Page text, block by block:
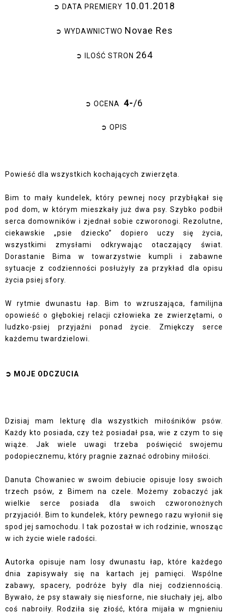
➲ DATA PREMIERY 10.01.2018
➲ WYDAWNICTWO Novae Res
➲ ILOŚĆ STRON 264
➲ OCENA 4-/6
➲ OPIS
Powieść dla wszystkich kochających zwierzęta.
Bim to mały kundelek, który pewnej nocy przybłąkał się
pod dom, w którym mieszkały już dwa psy. Szybko podbił
serca domowników i zjednał sobie czworonogi. Rezolutne,
ciekawskie „psie dziecko” dopiero uczy się życia,
wszystkimi zmysłami odkrywając otaczający świat.
Dorastanie Bima w towarzystwie kumpli i zabawne
sytuacje z codzienności posłużyły za przykład dla opisu
życia psiej sfory.
W rytmie dwunastu łap. Bim to wzruszająca, familijna
opowieść o głębokiej relacji człowieka ze zwierzętami, o
ludzko-psiej przyjaźni ponad życie. Zmiękczy serce
każdemu twardzielowi.
➲ MOJE ODCZUCIA
Dzisiaj mam lekturę dla wszystkich miłośników psów.
Każdy kto posiada, czy też posiadał psa, wie z czym to się
wiąże. Jak wiele uwagi trzeba poświęcić swojemu
podopiecznemu, który pragnie zaznać odrobiny miłości.
Danuta Chowaniec w swoim debiucie opisuje losy swoich
trzech psów, z Bimem na czele. Możemy zobaczyć jak
wielkie serce posiada dla swoich czworonożnych
przyjaciół. Bim to kundelek, który pewnego razu wyłonił się
spod jej samochodu. I tak pozostał w ich rodzinie, wnosząc
w ich życie wiele radości.
Autorka opisuje nam losy dwunastu łap, które każdego
dnia zapisywały się na kartach jej pamięci. Wspólne
zabawy, spacery, podróże były dla niej codziennością.
Bywało, że psy stawały się niesforne, nie słuchały jej, albo
coś nabroiły. Rodziła się złość, która mijała w mgnieniu